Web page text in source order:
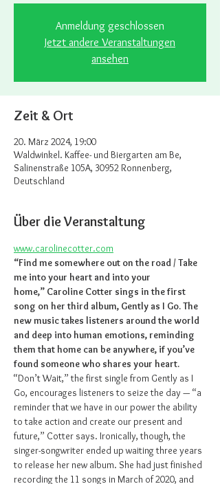
Anmeldung geschlossen
Jetzt andere Veranstaltungen
ansehen
Zeit & Ort
20. März 2024, 19:00
Waldwinkel. Kaffee- und Biergarten am Be,
Salinenstraße 105A, 30952 Ronnenberg,
Deutschland
Über die Veranstaltung
www.carolinecotter.com
“Find me somewhere out on the road / Take
me into your heart and into your
home,” Caroline Cotter sings in the first
song on her third album, Gently as I Go. The
new music takes listeners around the world
and deep into human emotions, reminding
them that home can be anywhere, if you’ve
found someone who shares your heart.
“Don’t Wait,” the first single from Gently as I
Go, encourages listeners to seize the day — “a
reminder that we have in our power the ability
to take action and create our present and
future,” Cotter says. Ironically, though, the
singer-songwriter ended up waiting three years
to release her new album. She had just finished
recording the 11 songs in March of 2020, and